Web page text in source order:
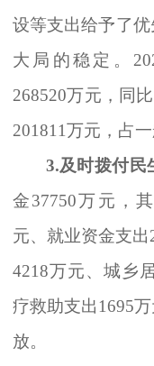
设等支出给予了
大局的稳定。
268520万元，同
201811万元，占
3.及时拨付民
金37750万元，
元、就业资金支出
4218万元、城乡
疗救助支出1695
放。